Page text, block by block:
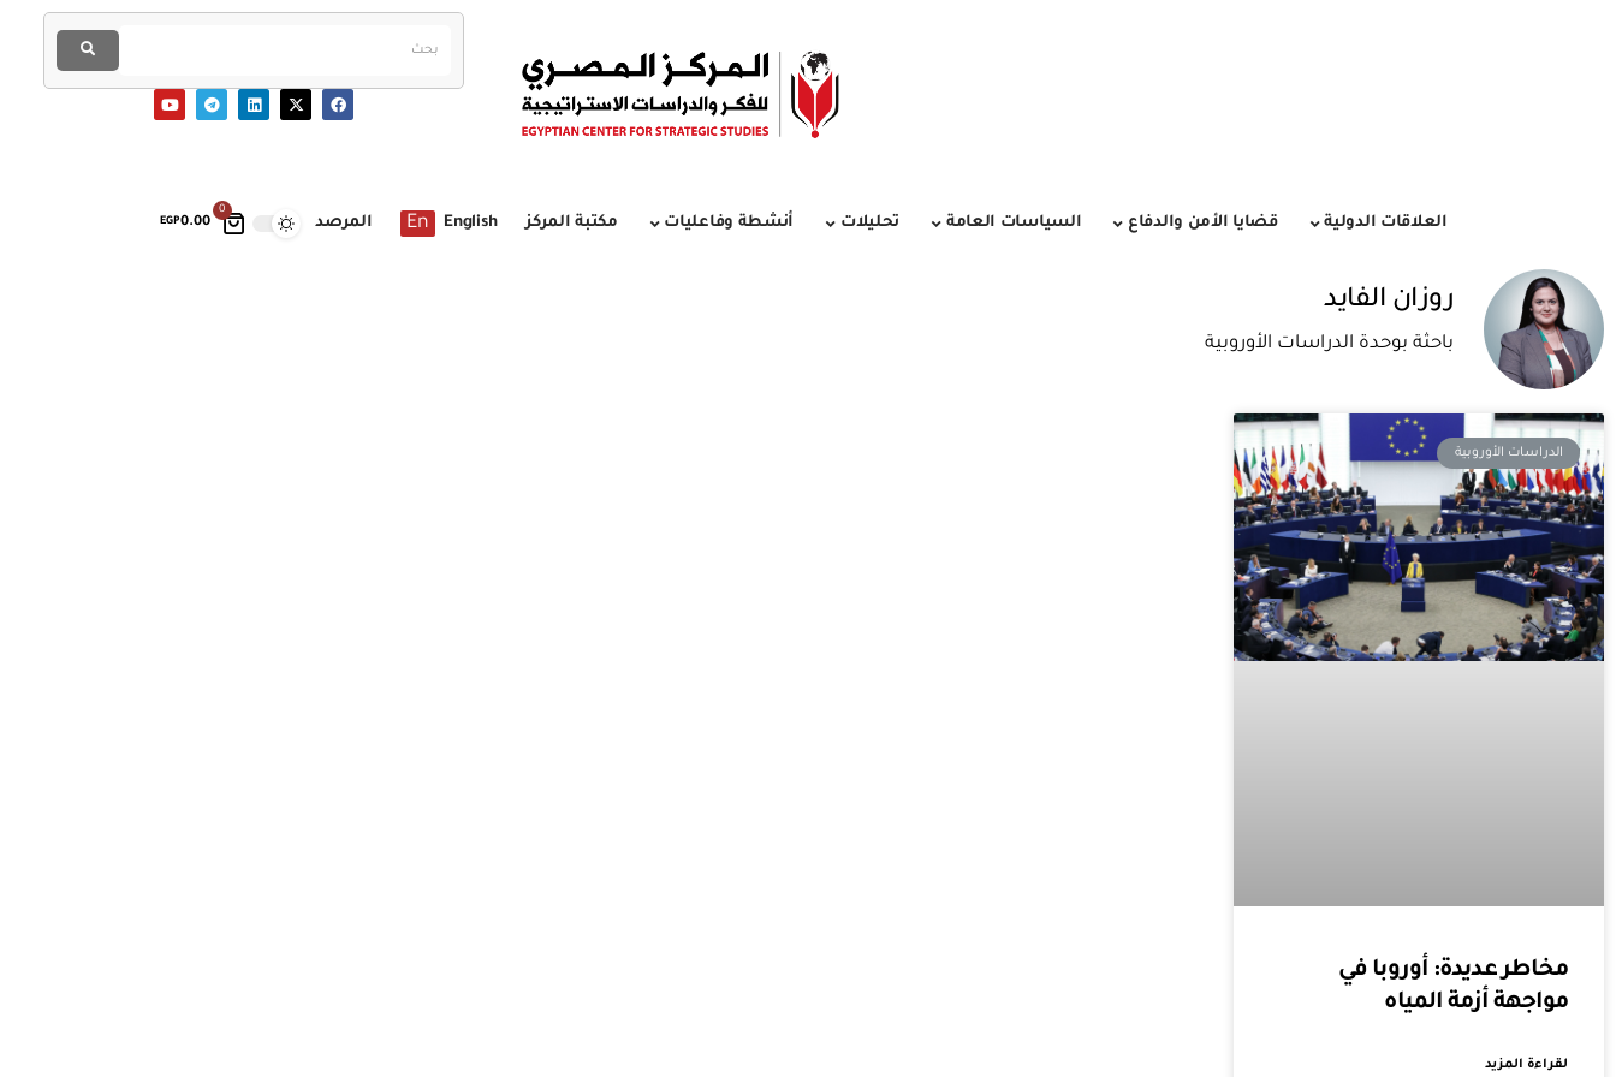
0
EGP0.00 العلاقات الدولية قضايا الأمن والدفاع السياسات العامة تحليلات أنشطة وفاعليات مكتبة المركز English
En المرصد
روزان الفايد
باحثة بوحدة الدراسات الأوروبية
الدراسات الأوروبية
مخاطر عديدة: أوروبا في
مواجهة أزمة المياه
لقراءة المزيد